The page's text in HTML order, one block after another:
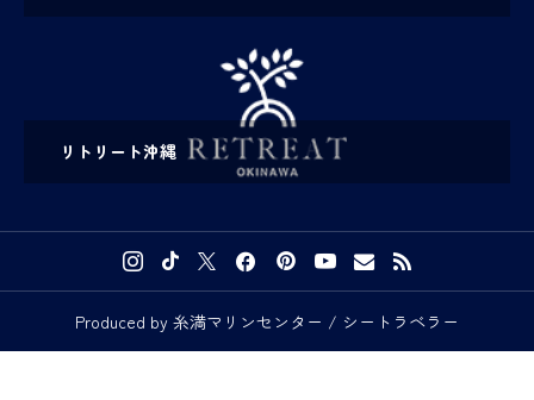
リトリート沖縄
Produced by 糸満マリンセンター / シートラベラー